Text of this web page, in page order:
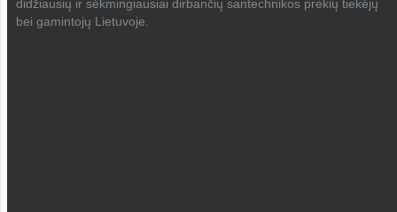
didžiausių ir sėkmingiausiai dirbančių santechnikos prekių tiekėjų
bei gamintojų Lietuvoje.